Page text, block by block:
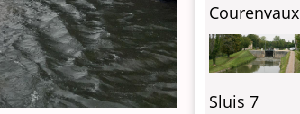
Courenvaux
Sluis 7